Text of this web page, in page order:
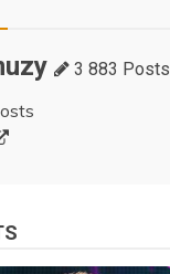
3 883 Posts